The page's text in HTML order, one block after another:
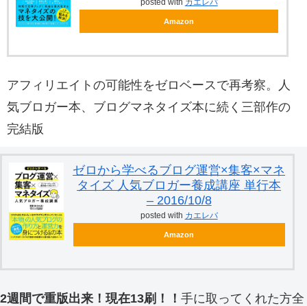
Amazon
アフィリエイトの可能性をゼロベースで再考察。人
気ブロガー本、ブログマネタイズ本に続く三部作の
完結版
ゼロから学べるブログ運営×集客×マネ
タイズ 人気ブロガー養成講座 単行本
– 2016/10/8
posted with カエレバ
Amazon
2週間で重版出来！現在13刷！！ 手に取ってくれた方全